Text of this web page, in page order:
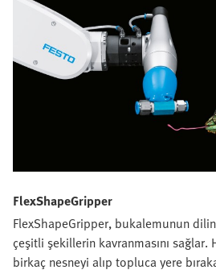
FlexShapeGripper
FlexShapeGripper, bukalemunun
çeşitli şekillerin kavranmasını
birkaç nesneyi alıp topluca yere